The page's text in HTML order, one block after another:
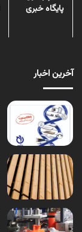
پایگاه خبری
آخرین اخبار